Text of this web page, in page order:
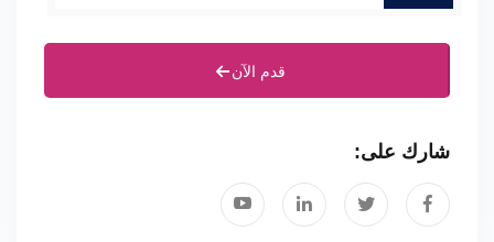
قدم الآن
شارك على: